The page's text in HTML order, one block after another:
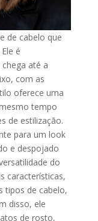
de cabelo que
é
até a
com as
oferece uma
tempo
de estilização.
para um look
e despojado
do
características,
tipos de cabelo,
disso, ele
de rosto,